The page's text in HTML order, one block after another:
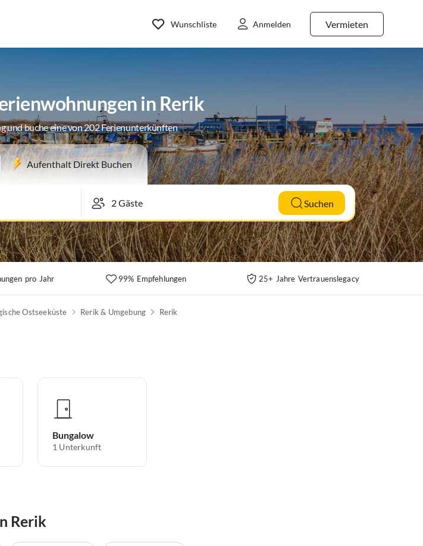
Vermieten
Wunschliste Anmelden
in Rerik
und buche eine von 202 Ferienunterkünften
Aufenthalt Direkt Buchen
Suchen
pro Jahr 99% Empfehlungen 25+ Jahre Vertrauenslegacy
Ostseeküste Rerik & Umgebung Rerik
Bungalow
1 Unterkunft
Rerik